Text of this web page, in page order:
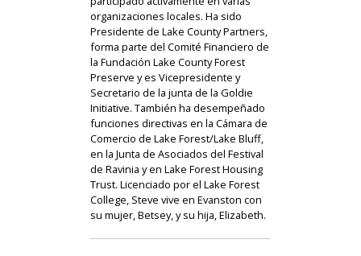
organizaciones locales. Ha sido
Presidente de Lake County Partners,
forma parte del Comité Financiero de
la Fundación Lake County Forest
Preserve y es Vicepresidente y
Secretario de la junta de la Goldie
Initiative. También ha desempeñado
funciones directivas en la Cámara de
Comercio de Lake Forest/Lake Bluff,
en la Junta de Asociados del Festival
de Ravinia y en Lake Forest Housing
Trust. Licenciado por el Lake Forest
College, Steve vive en Evanston con
su mujer, Betsey, y su hija, Elizabeth.